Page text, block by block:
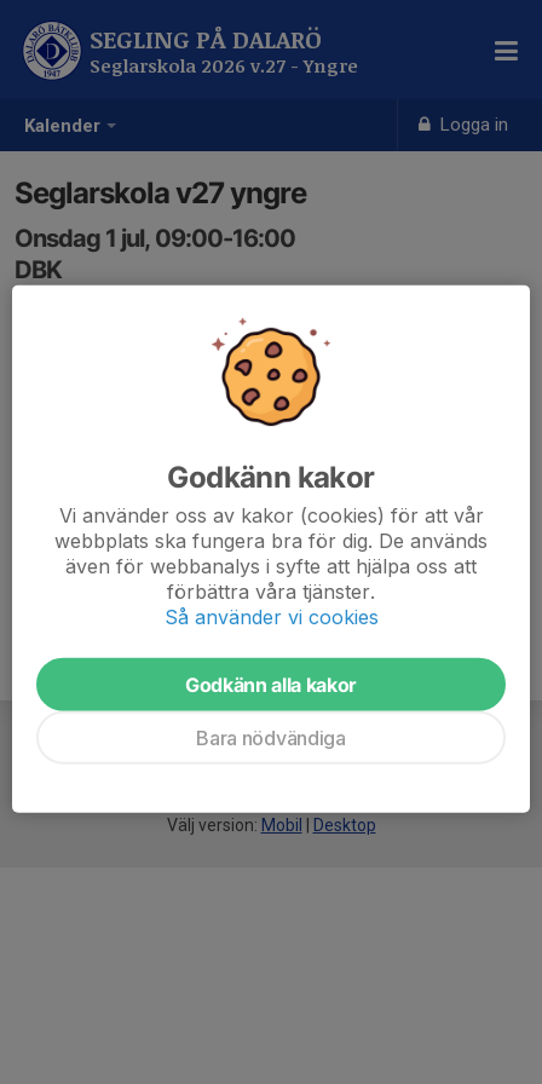
Kalender Logga in
SEGLING PÅ DALARÖ
Seglarskola 2026 v.27 - Yngre
Seglarskola v27 yngre
Onsdag 1 jul, 09:00-16:00
DBK
Välj version: Mobil Desktop
Godkänn kakor
Vi använder oss av kakor (cookies) för att vår
webbplats ska fungera bra för dig. De används
även för webbanalys i syfte att hjälpa oss att
förbättra våra tjänster.
Så använder vi cookies
Godkänn alla kakor
Bara nödvändiga